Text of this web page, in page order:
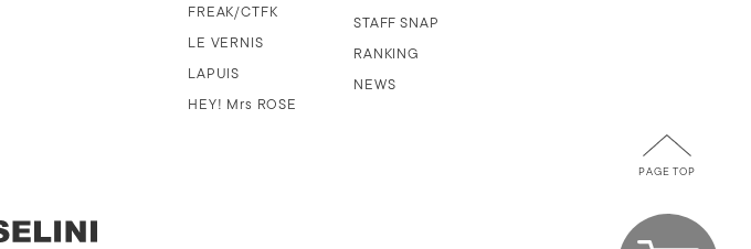
FREAK/CTFK
LE VERNIS
LAPUIS
HEY! Mrs ROSE
STAFF SNAP
RANKING
NEWS
PAGE TOP